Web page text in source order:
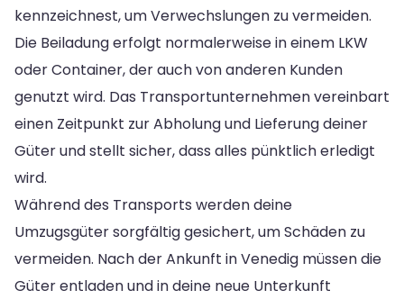
kennzeichnest, um Verwechslungen zu vermeiden.
Die Beiladung erfolgt normalerweise in einem LKW
oder Container, der auch von anderen Kunden
genutzt wird. Das Transportunternehmen vereinbart
einen Zeitpunkt zur Abholung und Lieferung deiner
Güter und stellt sicher, dass alles pünktlich erledigt
wird.
Während des Transports werden deine
Umzugsgüter sorgfältig gesichert, um Schäden zu
vermeiden. Nach der Ankunft in Venedig müssen die
Güter entladen und in deine neue Unterkunft